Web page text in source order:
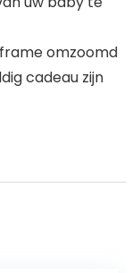
omzoomd
cadeau zijn